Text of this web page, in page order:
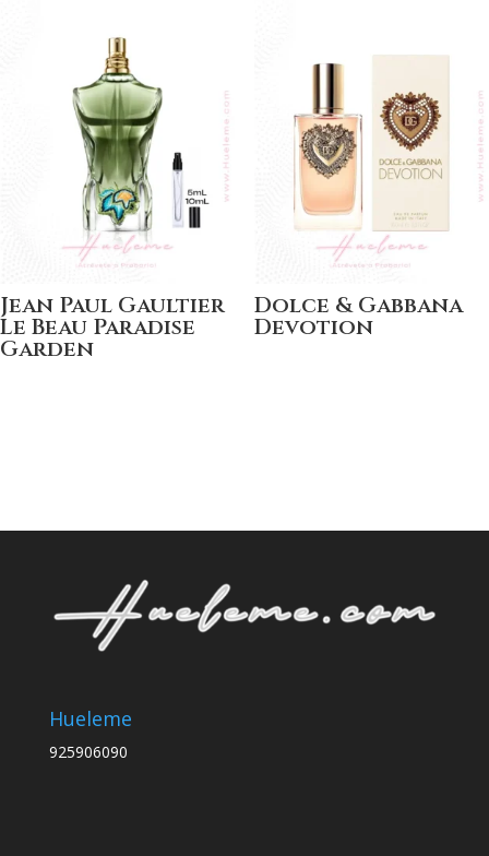
Jean Paul Gaultier
Le Beau Paradise
Garden
Dolce & Gabbana
Devotion
Hueleme
925906090